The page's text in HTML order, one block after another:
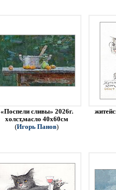
«Поспели сливы» 2026г.
холст,масло 40х60см
(Игорь Панов)